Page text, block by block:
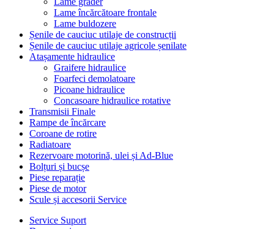
Lame încărcătoare frontale
Lame buldozere
Șenile de cauciuc utilaje de construcții
Șenile de cauciuc utilaje agricole șenilate
Atașamente hidraulice
Graifere hidraulice
Foarfeci demolatoare
Picoane hidraulice
Concasoare hidraulice rotative
Transmisii Finale
Rampe de încărcare
Coroane de rotire
Radiatoare
Rezervoare motorină, ulei și Ad-Blue
Bolțuri și bucșe
Piese reparație
Piese de motor
Scule și accesorii Service
Service Suport